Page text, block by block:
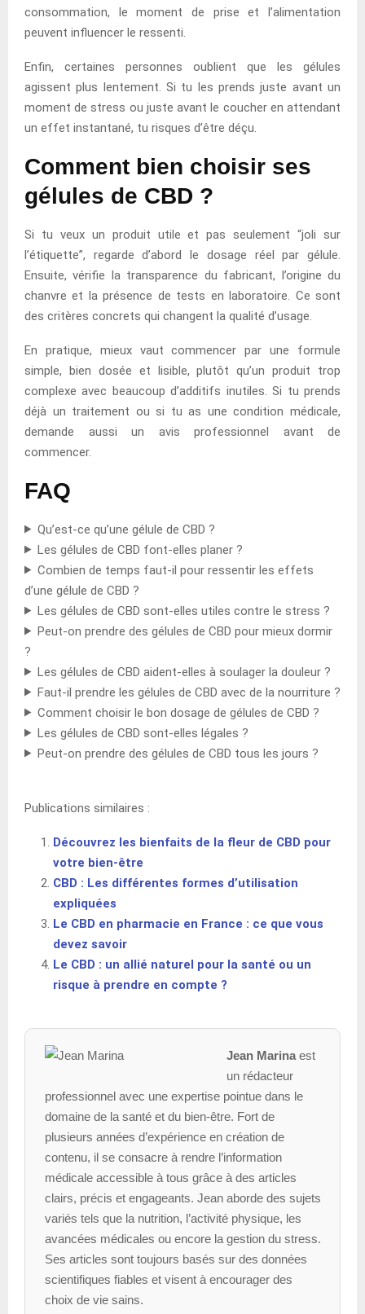
consommation, le moment de prise et l’alimentation
peuvent influencer le ressenti.
Enfin, certaines personnes oublient que les gélules
agissent plus lentement. Si tu les prends juste avant un
moment de stress ou juste avant le coucher en attendant
un effet instantané, tu risques d’être déçu.
Comment bien choisir ses
gélules de CBD ?
Si tu veux un produit utile et pas seulement “joli sur
l’étiquette”, regarde d’abord le dosage réel par gélule.
Ensuite, vérifie la transparence du fabricant, l’origine du
chanvre et la présence de tests en laboratoire. Ce sont
des critères concrets qui changent la qualité d’usage.
En pratique, mieux vaut commencer par une formule
simple, bien dosée et lisible, plutôt qu’un produit trop
complexe avec beaucoup d’additifs inutiles. Si tu prends
déjà un traitement ou si tu as une condition médicale,
demande aussi un avis professionnel avant de
commencer.
FAQ
Qu’est-ce qu’une gélule de CBD ?
Les gélules de CBD font-elles planer ?
Combien de temps faut-il pour ressentir les effets
d’une gélule de CBD ?
Les gélules de CBD sont-elles utiles contre le stress ?
Peut-on prendre des gélules de CBD pour mieux dormir
?
Les gélules de CBD aident-elles à soulager la douleur ?
Faut-il prendre les gélules de CBD avec de la nourriture ?
Comment choisir le bon dosage de gélules de CBD ?
Les gélules de CBD sont-elles légales ?
Peut-on prendre des gélules de CBD tous les jours ?
Publications similaires :
Découvrez les bienfaits de la fleur de CBD pour
votre bien-être
CBD : Les différentes formes d’utilisation
expliquées
Le CBD en pharmacie en France : ce que vous
devez savoir
Le CBD : un allié naturel pour la santé ou un
risque à prendre en compte ?
Jean Marinaest
un rédacteur
professionnel avec une expertise pointue dans le
domaine de la santé et du bien-être. Fort de
plusieurs années d’expérience en création de
contenu, il se consacre à rendre l’information
médicale accessible à tous grâce à des articles
clairs, précis et engageants. Jean aborde des sujets
variés tels que la nutrition, l’activité physique, les
avancées médicales ou encore la gestion du stress.
Ses articles sont toujours basés sur des données
scientifiques fiables et visent à encourager des
choix de vie sains.